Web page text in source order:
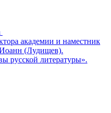
академии и наместник
(Лудищев).
русской литературы».